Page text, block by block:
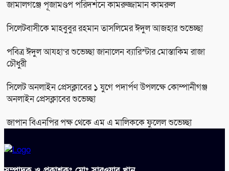
জামালগঞ্জে পূজামণ্ডপ পরিদর্শনে কামরুজ্জামান কামরুল
সিলেটবাসীকে মাহবুবুর রহমান তাসলিমের ঈদুল আজহার শুভেচ্ছা
পবিত্র ঈদুল আযহা‘র শুভেচ্ছা জানালেন ব্যারিস্টার মোস্তাকিম রাজা
চৌধুরী
সিলেট অনলাইন প্রেসক্লাবের ১ যুগে পদার্পণ উপলক্ষে কোম্পানীগঞ্জ
অনলাইন প্রেসক্লাবের শুভেচ্ছা
জাপান বিএনপির পক্ষ থেকে এম এ মালিককে ফুলেল শুভেচ্ছা